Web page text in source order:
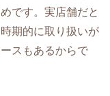
です。実店舗だと
期的に取り扱いが
スもあるからで